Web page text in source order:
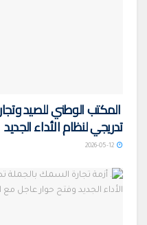
المكتب الوطني للصيد
تدريجي لنظام الأداء الجديد